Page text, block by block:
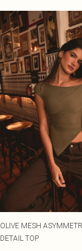
OLIVE MESH
DETAIL TOP